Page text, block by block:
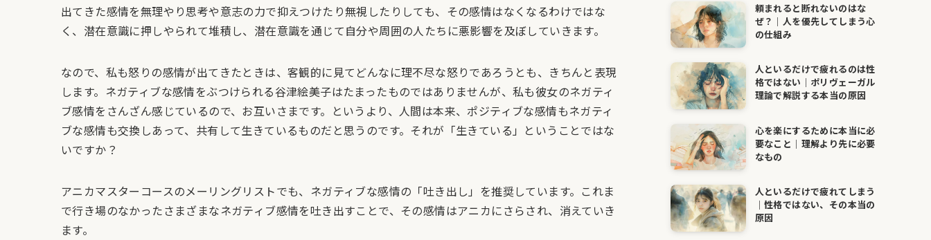
出てきた感情を無理やり思考や意志の力で抑えつけたり無視したりしても、その感情はなくなるわけではな
く、潜在意識に押しやられて堆積し、潜在意識を通じて自分や周囲の人たちに悪影響を及ぼしていきます。
なので、私も怒りの感情が出てきたときは、客観的に見てどんなに理不尽な怒りであろうとも、きちんと表現
します。ネガティブな感情をぶつけられる谷津絵美子はたまったものではありませんが、私も彼女のネガティ
ブ感情をさんざん感じているので、お互いさまです。というより、人間は本来、ポジティブな感情もネガティ
ブな感情も交換しあって、共有して生きているものだと思うのです。それが「生きている」ということではな
いですか？
アニカマスターコースのメーリングリストでも、ネガティブな感情の「吐き出し」を推奨しています。これま
で行き場のなかったさまざまなネガティブ感情を吐き出すことで、その感情はアニカにさらされ、消えていき
ます。
頼まれると断れないのはな
ぜ？｜人を優先してしまう心
の仕組み
人といるだけで疲れるのは性
格ではない｜ポリヴェーガル
理論で解説する本当の原因
心を楽にするために本当に必
要なこと｜理解より先に必要
なもの
人といるだけで疲れてしまう
｜性格ではない、その本当の
原因